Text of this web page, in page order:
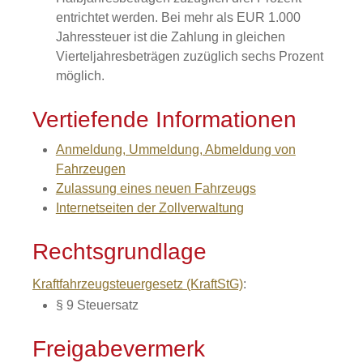
entrichtet werden. Bei mehr als EUR 1.000
Jahressteuer ist die Zahlung in gleichen
Vierteljahresbeträgen zuzüglich sechs Prozent
möglich.
Vertiefende Informationen
Anmeldung, Ummeldung, Abmeldung von
Fahrzeugen
Zulassung eines neuen Fahrzeugs
Internetseiten der Zollverwaltung
Rechtsgrundlage
Kraftfahrzeugsteuergesetz (KraftStG):
§ 9 Steuersatz
Freigabevermerk